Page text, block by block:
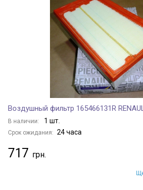
Воздушный фильтр 165466131R
В наличии: 1 шт.
Срок ожидания: 24 часа
717